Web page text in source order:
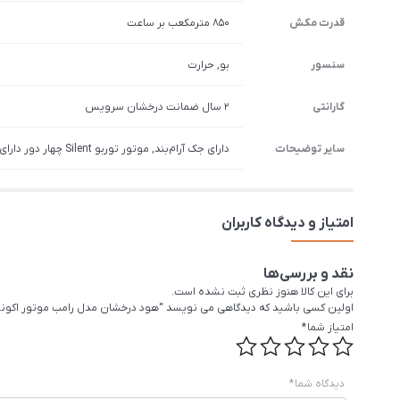
قدرت مکش 850 مترمکعب بر ساعت
سنسور بو, حرارت
گارانتی 2 سال ضمانت درخشان سرویس
سایر توضیحات دارای جک آرام‌بند, موتور توربو Silent چهار دور دارای چربی‌گیر و ترموگارد, همراه ریموت کنترل
امتیاز و دیدگاه کاربران
نقد و بررسی‌ها
برای این کالا هنوز نظری ثبت نشده است.
اولین کسی باشید که دیدگاهی می نویسد “هود درخشان مدل رامب موتور
امتیاز شما*
دیدگاه شما*